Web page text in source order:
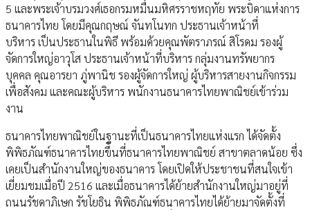
5 และพระเจ้าบรมวงศ์เธอกรมหมื่นมหิศรราชหฤทัย พระบิดาแห่งการ
ธนาคารไทย โดยมีคุณกฤษณ์ จันทโนทก ประธานเจ้าหน้าที่
บริหาร เป็นประธานในพิธี พร้อมด้วยคุณพัตราภรณ์ สิโรดม รองผู้
จัดการใหญ่อาวุโส ประธานเจ้าหน้าที่บริหาร กลุ่มงานทรัพยากร
บุคคล คุณอารยา ภู่พานิช รองผู้จัดการใหญ่ ผู้บริหารสายงานกิจกรรม
เพื่อสังคม และคณะผู้บริหาร พนักงานธนาคารไทยพาณิชย์เข้าร่วม
งาน
ธนาคารไทยพาณิชย์ในฐานะที่เป็นธนาคารไทยแห่งแรก ได้จัดตั้ง
พิพิธภัณฑ์ธนาคารไทยขึ้นที่ธนาคารไทยพาณิชย์ สาขาตลาดน้อย ซึ่ง
เคยเป็นสำนักงานใหญ่ของธนาคาร โดยเปิดให้ประชาชนที่สนใจเข้า
เยี่ยมชมเมื่อปี 2516 และเมื่อธนาคารได้ย้ายสำนักงานใหญ่มาอยู่ที่
ถนนรัชดาภิเษก รัชโยธิน พิพิธภัณฑ์ธนาคารไทยได้ย้ายมาจัดตั้งที่